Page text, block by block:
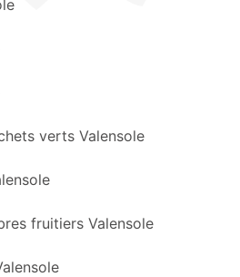
verts Valensole
fruitiers Valensole